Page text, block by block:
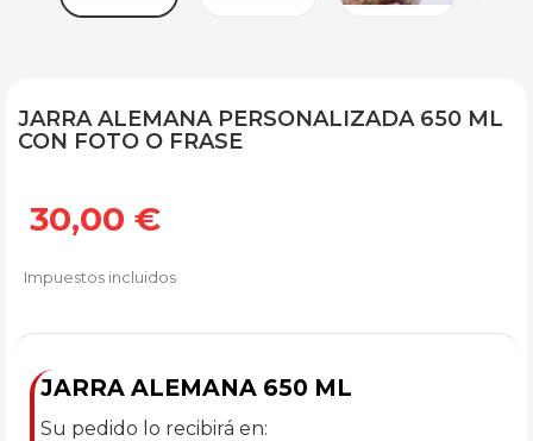
JARRA ALEMANA PERSONALIZADA 650 ML
CON FOTO O FRASE
30,00 €
Impuestos incluidos
JARRA ALEMANA 650 ML
Su pedido lo recibirá en: